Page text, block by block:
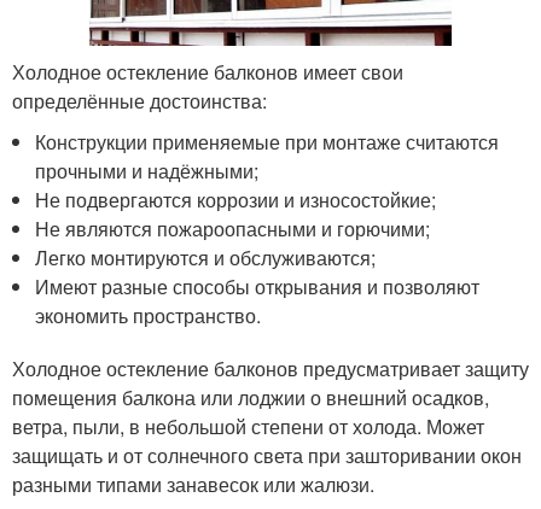
Холодное остекление балконов имеет свои
определённые достоинства:
Конструкции применяемые при монтаже считаются
прочными и надёжными;
Не подвергаются коррозии и износостойкие;
Не являются пожароопасными и горючими;
Легко монтируются и обслуживаются;
Имеют разные способы открывания и позволяют
экономить пространство.
Холодное остекление балконов предусматривает защиту
помещения балкона или лоджии о внешний осадков,
ветра, пыли, в небольшой степени от холода. Может
защищать и от солнечного света при зашторивании окон
разными типами занавесок или жалюзи.